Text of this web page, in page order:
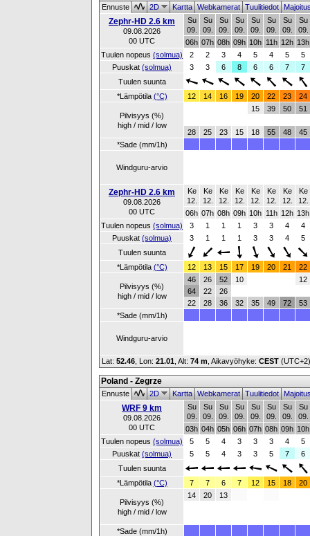
Ennuste 2D KarttaWebkameratTuulitiedot
Zephr-HD 2.6 km
09.08.2026
00 UTC
Su
09.
Su
09.
Su
09.
Su
09.
Su
09.
Su
09.
Su
09.
Su
09.
06h 07h 08h 09h 10h 11h 12h 13h
Tuulen nopeus (solmua) 2 2 3 4 5 4 5
5
Puuskat (solmua) 3 3 6 8 6 6 7
7
Tuulen suunta
*Lämpötila (°C) 12 14 16 19 20 22 23 24
Pilvisyys (%)
high / mid / low
28
25 23 15
15
18
39
55
50
48
51
45
*Sade (mm/1h)
Windguru-arvio
Zephr-HD 2.6 km
09.08.2026
00 UTC
Ke
12.
Ke
12.
Ke
12.
Ke
12.
Ke
12.
Ke
12.
Ke
12.
Ke
12.
06h 07h 08h 09h 10h 11h 12h 13h
Tuulen nopeus (solmua) 3 1 1 1 3 3 4
4
Puuskat (solmua) 3 1 1 1 3 3 4
5
Tuulen suunta
*Lämpötila (°C) 12 13 15 17 19 20 21 22
Pilvisyys (%)
high / mid / low
46
64
22
26
22
28
52
26
36
10
32 35 49 72
12
53
*Sade (mm/1h)
Windguru-arvio
Lat: 52.46 , Lon: 21.01 Alt: 74 m , Aikavyöhyke: CEST
Poland - Zegrze
Ennuste 2D KarttaWebkameratTuulitiedot
WRF 9 km
09.08.2026
00 UTC
Su
09.
Su
09.
Su
09.
Su
09.
Su
09.
Su
09.
Su
09.
Su
09.
03h 04h 05h 06h 07h 08h 09h 10h
Tuulen nopeus (solmua) 5 5 4 3 3 3 4
5
Puuskat (solmua) 5 5 4 3 3 5 7
6
Tuulen suunta
*Lämpötila (°C) 7 7 6 7 12 15 18 20
Pilvisyys (%)
high / mid / low
14 20 13
*Sade (mm/1h)